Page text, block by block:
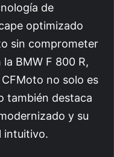
de
optimizado
sin comprometer
BMW F 800 R,
no solo es
también destaca
y su
intuitivo.